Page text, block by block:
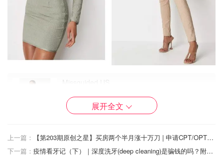
Missguided - Sage Bandage Zip Front Mini
Skirt
Missguided US
Missguided - Sand Bandage High Waisted
展开全文
上一篇：
【第203期原创之星】买房两个半月涨十万刀 | 申请CPT/OPT那些事 | 比特币骗局！| CVS Pfizer 打辉瑞疫苗 Not Priority | 北美猫咪领养干货分享
下一篇：
疫情看牙记（下）｜深度洗牙(deep cleaning)是骗钱的吗？附护牙真人示范！